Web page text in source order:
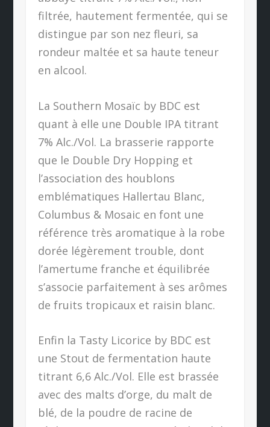
filtrée, hautement fermentée, qui se
distingue par son nez fleuri, sa
rondeur maltée et sa haute teneur
en alcool.
La Southern Mosaïc by BDC est
quant à elle une Double IPA titrant
7% Alc./Vol. La brasserie rapporte
que le Double Dry Hopping et
l’association des houblons
emblématiques Hallertau Blanc,
Columbus & Mosaic en font une
référence très aromatique à la robe
dorée légèrement trouble, dont
l’amertume franche et équilibrée
s’associe parfaitement à ses arômes
de fruits tropicaux et raisin blanc.
Enfin la Tasty Licorice by BDC est
une Stout de fermentation haute
titrant 6,6 Alc./Vol. Elle est brassée
avec des malts d’orge, du malt de
blé, de la poudre de racine de